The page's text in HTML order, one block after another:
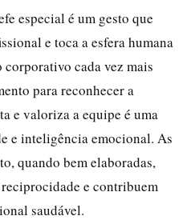
especial é um gesto que
e toca a esfera humana
corporativo cada vez mais
para reconhecer a
e valoriza a equipe é uma
e inteligência emocional. As
quando bem elaboradas,
e contribuem
saudável.